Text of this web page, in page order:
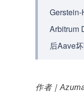
Arbitrum
后Aave
作者｜